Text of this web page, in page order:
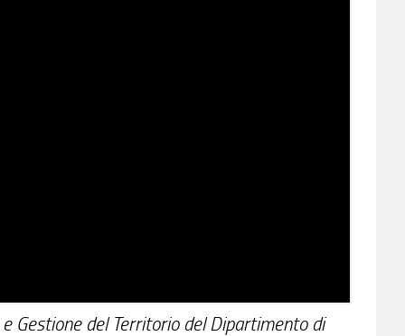
Gestione del Territorio del Dipartimento di